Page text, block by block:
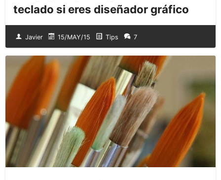
teclado si eres diseñador gráfico
Javier 15/MAY/15 Tips 7